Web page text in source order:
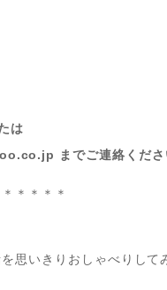
は
までご連絡くだ
＊＊＊＊
思いきりおしゃべりして